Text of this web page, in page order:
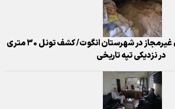
دستگیری عاملان حفاری غیرمجاز در شهرستان انگوت/ کشف تونل ۳۰ متری
در نزدیکی تپه تاریخی